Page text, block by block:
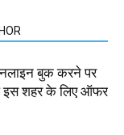
बुक करने पर
इस शहर के लिए ऑफर